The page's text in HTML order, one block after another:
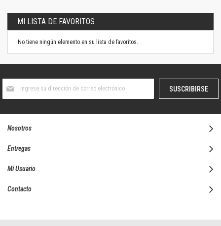
MI LISTA DE FAVORITOS
No tiene ningún elemento en su lista de favoritos.
boletín
SUSCRIBIRSE
Nosotros
Entregas
Mi Usuario
Contacto